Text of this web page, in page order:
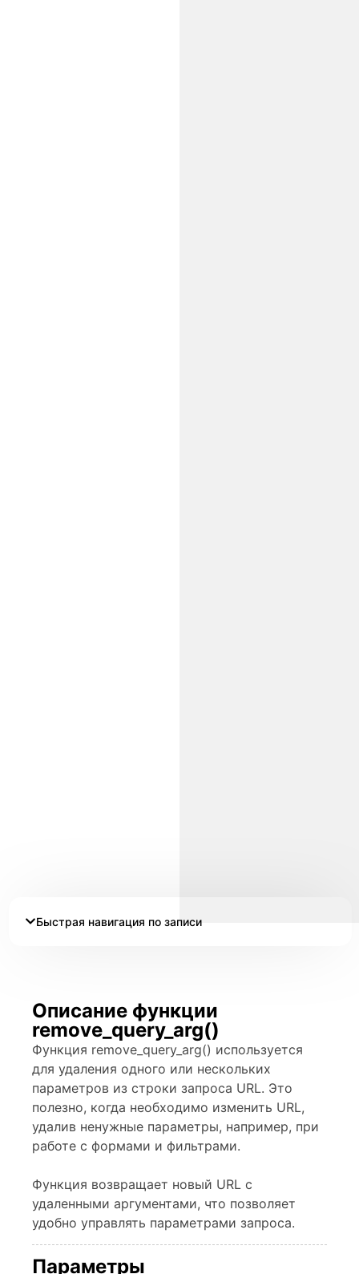
Быстрая навигация по записи
Описание функции
remove_query_arg()
Функция remove_query_arg() используется
для удаления одного или нескольких
параметров из строки запроса URL. Это
полезно, когда необходимо изменить URL,
удалив ненужные параметры, например, при
работе с формами и фильтрами.
Функция возвращает новый URL с
удаленными аргументами, что позволяет
удобно управлять параметрами запроса.
Параметры